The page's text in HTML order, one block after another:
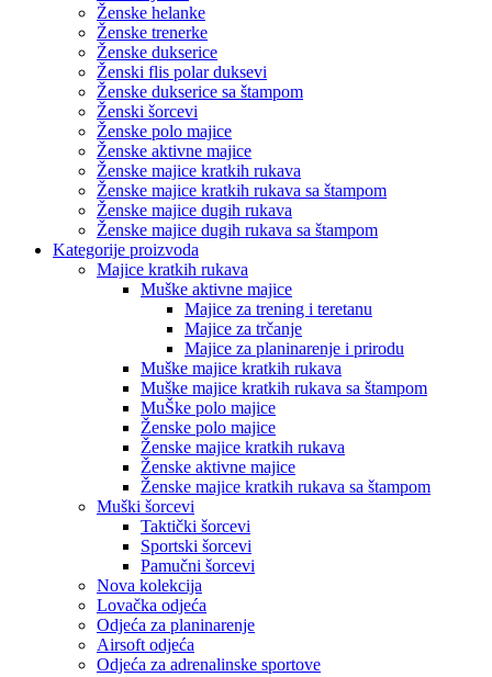
Ženske helanke
Ženske trenerke
Ženske dukserice
Ženski flis polar duksevi
Ženske dukserice sa štampom
Ženski šorcevi
Ženske polo majice
Ženske aktivne majice
Ženske majice kratkih rukava
Ženske majice kratkih rukava sa štampom
Ženske majice dugih rukava
Ženske majice dugih rukava sa štampom
Kategorije proizvoda
Majice kratkih rukava
Muške aktivne majice
Majice za trening i teretanu
Majice za trčanje
Majice za planinarenje i prirodu
Muške majice kratkih rukava
Muške majice kratkih rukava sa štampom
MuŠke polo majice
Ženske polo majice
Ženske majice kratkih rukava
Ženske aktivne majice
Ženske majice kratkih rukava sa štampom
Muški šorcevi
Taktički šorcevi
Sportski šorcevi
Pamučni šorcevi
Nova kolekcija
Lovačka odjeća
Odjeća za planinarenje
Airsoft odjeća
Odjeća za adrenalinske sportove